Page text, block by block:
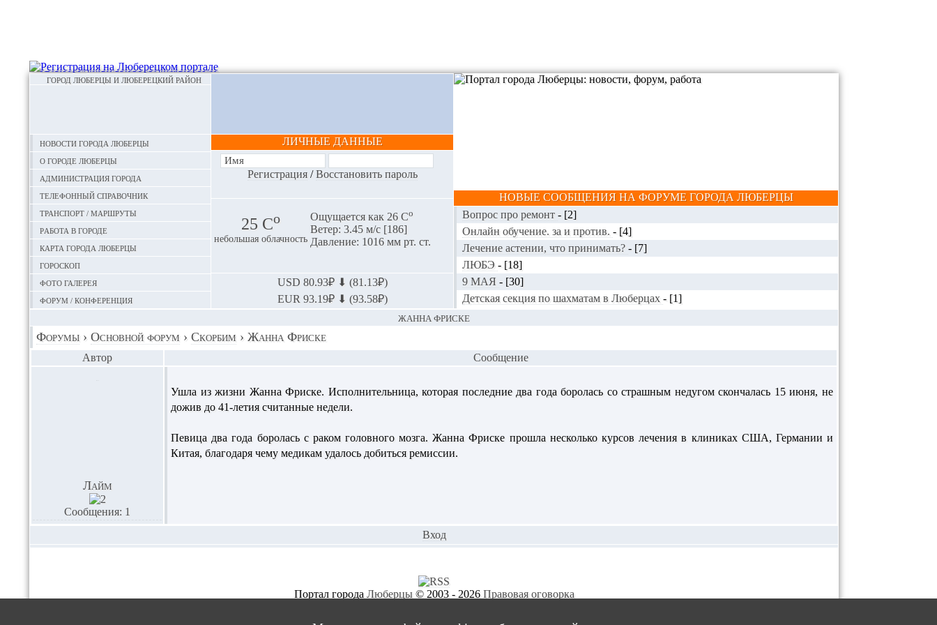
ГОРОД ЛЮБЕРЦЫ И ЛЮБЕРЕЦКИЙ РАЙОН
Новости города Люберцы
О городе Люберцы
Администрация города
Телефонный справочник
Транспорт / маршруты
Работа в городе
Карта города Люберцы
Гороскоп
Фото галерея
Форум / конференция
ЛИЧНЫЕ ДАННЫЕ
Регистрация/Восстановить пароль
25 Сo
небольшая облачность
Ощущается как 26 Сo
Ветер: 3.45 м/с [186]
Давление: 1016 мм рт. ст.
USD 80.93₽ ⬇ (81.13₽)
EUR 93.19₽ ⬇ (93.58₽)
НОВЫЕ СООБЩЕНИЯ НА ФОРУМЕ ГОРОДА ЛЮБЕРЦЫ
Вопрос про ремонт - [2]
Онлайн обучение. за и против. - [4]
Лечение астении, что принимать? - [7]
ЛЮБЭ - [18]
9 МАЯ - [30]
Детская секция по шахматам в Люберцах - [1]
ЖАННА ФРИСКЕ
Форумы › Основной форум › Скорбим › Жанна Фриске
Автор Сообщение
Лайм
Сообщения: 1
Ушла из жизни Жанна Фриске. Исполнительница, которая последние два года боролась со страшным недугом скончалась 15 июня, не
дожив до 41-летия считанные недели.
Певица два года боролась с раком головного мозга. Жанна Фриске прошла несколько курсов лечения в клиниках США, Германии и
Китая, благодаря чему медикам удалось добиться ремиссии.
Вход
Портал города Люберцы© 2003 - 2026 Правовая оговорка